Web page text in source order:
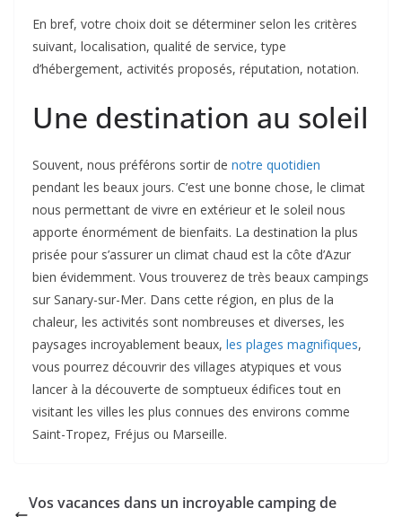
En bref, votre choix doit se déterminer selon les critères
suivant, localisation, qualité de service, type
d’hébergement, activités proposés, réputation, notation.
Une destination au soleil
Souvent, nous préférons sortir de notre quotidien
pendant les beaux jours. C’est une bonne chose, le climat
nous permettant de vivre en extérieur et le soleil nous
apporte énormément de bienfaits. La destination la plus
prisée pour s’assurer un climat chaud est la côte d’Azur
bien évidemment. Vous trouverez de très beaux campings
sur Sanary-sur-Mer. Dans cette région, en plus de la
chaleur, les activités sont nombreuses et diverses, les
paysages incroyablement beaux, les plages magnifiques,
vous pourrez découvrir des villages atypiques et vous
lancer à la découverte de somptueux édifices tout en
visitant les villes les plus connues des environs comme
Saint-Tropez, Fréjus ou Marseille.
Vos vacances dans un incroyable camping de